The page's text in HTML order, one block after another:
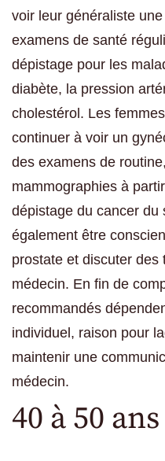
voir leur généraliste
examens de santé
dépistage pour les
diabète, la pression
cholestérol. Les
continuer à voir un
des examens de
mammographies à
dépistage du cancer du
également être
prostate et discuter
médecin. En fin de
recommandés
individuel, raison pour
maintenir une
médecin.
40 à 50 ans